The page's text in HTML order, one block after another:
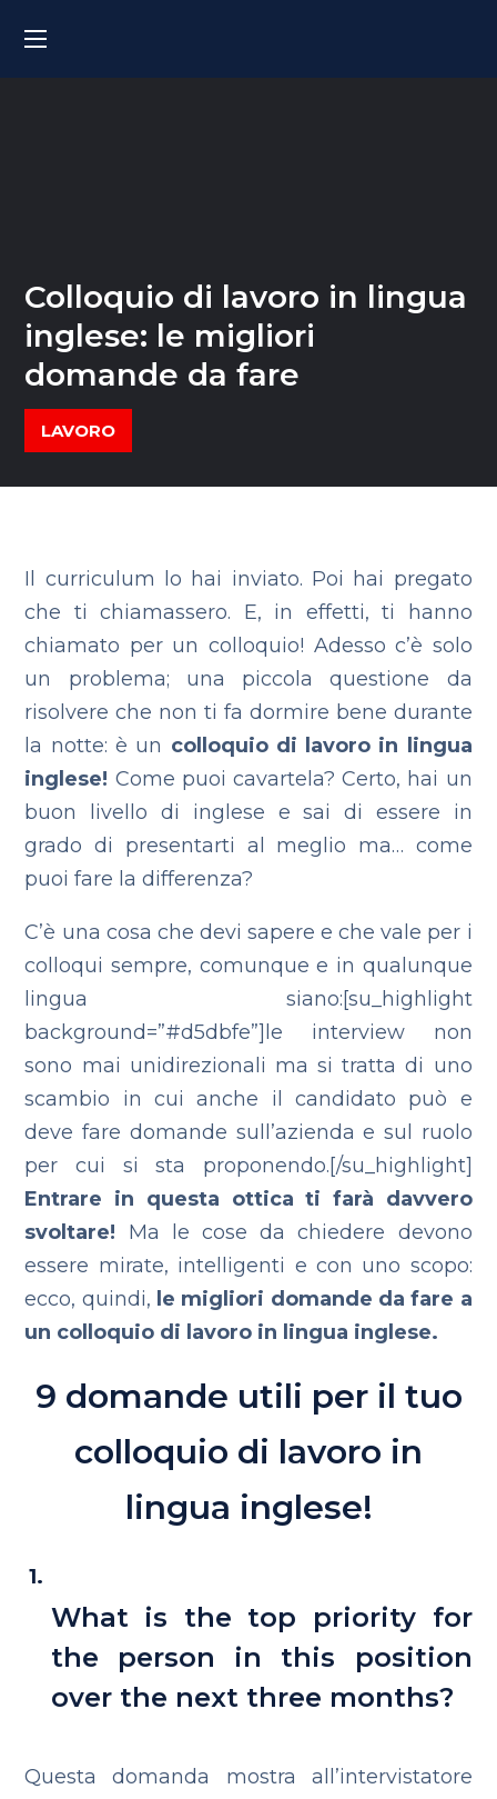
Colloquio di lavoro in lingua
inglese: le migliori
domande da fare
LAVORO
Il curriculum lo hai inviato. Poi hai pregato
che ti chiamassero. E, in effetti, ti hanno
chiamato per un colloquio! Adesso c’è solo
un problema; una piccola questione da
risolvere che non ti fa dormire bene durante
la notte: è un colloquio di lavoro in lingua
inglese! Come puoi cavartela? Certo, hai un
buon livello di inglese e sai di essere in
grado di presentarti al meglio ma… come
puoi fare la differenza?
C’è una cosa che devi sapere e che vale per i
colloqui sempre, comunque e in qualunque
lingua siano:[su_highlight
background=”#d5dbfe”]le interview non
sono mai unidirezionali ma si tratta di uno
scambio in cui anche il candidato può e
deve fare domande sull’azienda e sul ruolo
per cui si sta proponendo.[/su_highlight]
Entrare in questa ottica ti farà davvero
svoltare! Ma le cose da chiedere devono
essere mirate, intelligenti e con uno scopo:
ecco, quindi, le migliori domande da fare a
un colloquio di lavoro in lingua inglese.
9 domande utili per il tuo
colloquio di lavoro in
lingua inglese!
What is the top priority for
the person in this position
over the next three months?
Questa domanda mostra all’intervistatore